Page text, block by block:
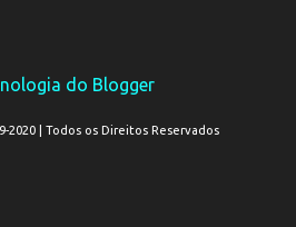
do Blogger
2020 | Todos os Direitos Reservados